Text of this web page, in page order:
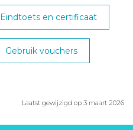
Eindtoets en certificaat
Gebruik vouchers
Laatst gewijzigd op 3 maart 2026